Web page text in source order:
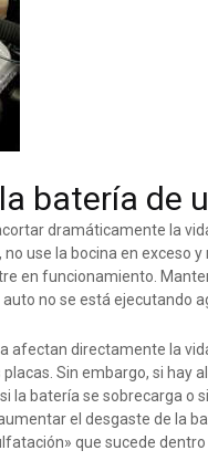
batería de
dramáticamente la
use la bocina en exceso
en funcionamiento.
no se está ejecutando
afectan directamente la
Sin embargo, si hay
batería se sobrecarga o
el desgaste de la
que sucede